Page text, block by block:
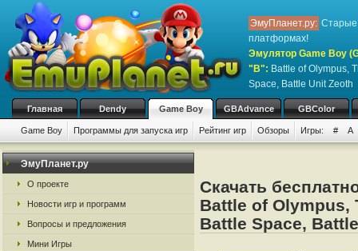
ЭмуПланет.ру: Старые
платформах!
Эмулятор Game Boy
"B": Battle of Olympus,
Space, Battle Unit Zeoth
Главная Dendy Game Boy GBAdvance GBColor
Game Boy Программы для запуска игр Рейтинг игр Обзоры Игры: # A
ЭмуПланет.ру
О проекте
Новости игр и программ
Вопросы и предложения
Мини Игры
Скачать
Battle of Olympus,
Battle Space,